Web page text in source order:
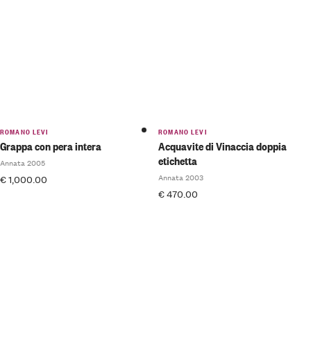
ROMANO LEVI
Grappa con pera intera
Annata 2005
€1,000.00
ROMANO LEVI
Acquavite di Vinaccia doppia
etichetta
Annata 2003
€470.00